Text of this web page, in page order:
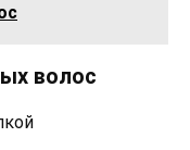
волос